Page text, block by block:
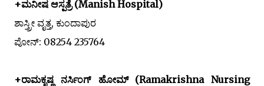
+ಮನೀಷ ಆಸ್ಪತ್ರೆ (Manish Hospital)
ಶಾಸ್ತ್ರೀ ವೃತ್ತ, ಕುಂದಾಪುರ
ಪೋನ್: 08254 235764
+ರಾಮಕೃಷ್ಣ ನರ್ಸಿಂಗ್ ಹೋಮ್ (Ramakrishna Nursing